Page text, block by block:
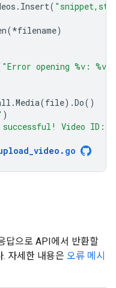
. Insert(
(*filename)
"Error opening %v: %v"
.Media(file).Do()
)
successful! Video ID:
. go
답으로 API에서 반환할
자세한 내용은 오류 메시